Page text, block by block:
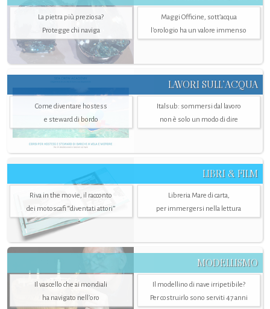
La pietra più preziosa?
Protegge chi naviga
Maggi Officine, sott’acqua
l'orologio ha un valore immenso
LAVORI SULL’ACQUA
Come diventare hostess
e steward di bordo
Italsub: sommersi dal lavoro
non è solo un modo di dire
LIBRI & FILM
Riva in the movie, il racconto
dei motoscafi “diventati attori”
Libreria Mare di carta,
per immergersi nella lettura
MODELLISMO
Il vascello che ai mondiali
ha navigato nell’oro
Il modellino di nave irripetibile?
Per costruirlo sono serviti 47 anni